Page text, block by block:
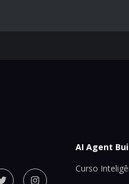
AI Agent
Curso